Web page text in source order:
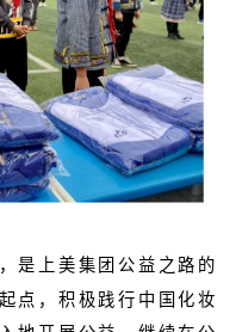
是上美集团公益之路的
点，积极践行中国化妆